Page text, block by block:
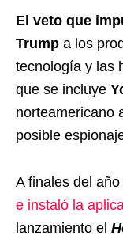
El veto que
Trump a los
tecnología y las
que se incluye
norteamericano
posible
A finales del
e instaló la
lanzamiento el